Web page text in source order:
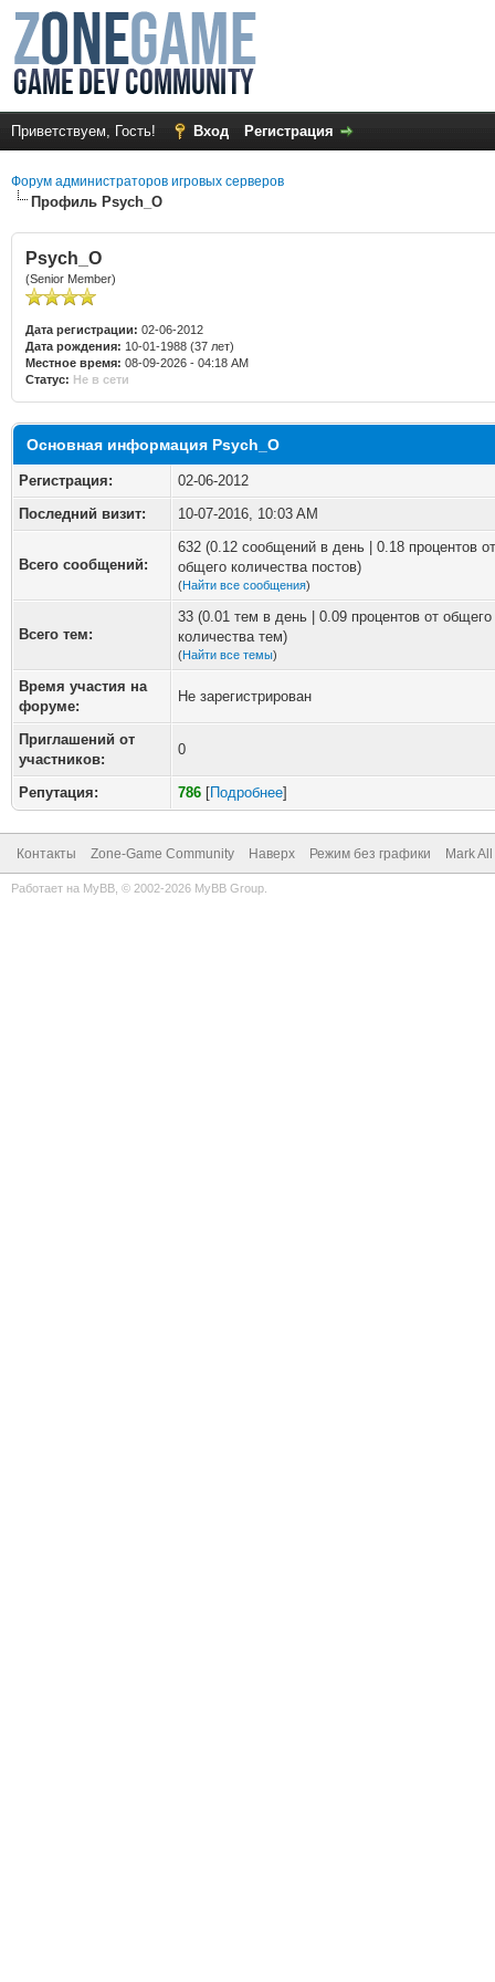
Приветствуем, Гость! Вход Регистрация
Форум администраторов игровых серверов
Профиль Psych_O
Psych_O
(Senior Member)
Дата регистрации: 02-06-2012
Дата рождения: 10-01-1988 (37 лет)
Местное время: 08-09-2026 - 04:18 AM
Статус: Не в сети
Основная информация Psych_O
Регистрация:
02-06-2012
Последний визит:
10-07-2016, 10:03 AM
Всего сообщений:
632 (0.12 сообщений в день | 0.18 процентов от
общего количества постов)
(Найти все сообщения)
Всего тем:
33 (0.01 тем в день | 0.09 процентов от общего
количества тем)
(Найти все темы)
Время участия на
форуме:
Не зарегистрирован
Приглашений от
участников:
0
Репутация: 786 [Подробнее]
Контакты Zone-Game Community Наверх Режим без графики Mark
Работает на MyBB , © 2002-2026 MyBB Group